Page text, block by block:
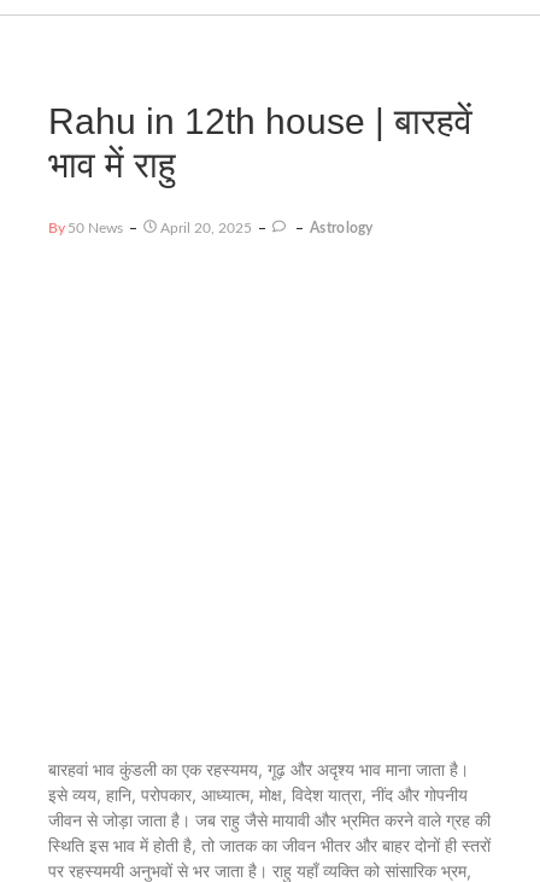
Rahu in 12th house | बारहवें
भाव में राहु
By 50 News April 20, 2025 Astrology
बारहवां भाव कुंडली का एक रहस्यमय, गूढ़ और अदृश्य भाव माना जाता है।
इसे व्यय, हानि, परोपकार, आध्यात्म, मोक्ष, विदेश यात्रा, नींद और गोपनीय
जीवन से जोड़ा जाता है। जब राहु जैसे मायावी और भ्रमित करने वाले ग्रह की
स्थिति इस भाव में होती है, तो जातक का जीवन भीतर और बाहर दोनों ही स्तरों
पर रहस्यमयी अनुभवों से भर जाता है। राहु यहाँ व्यक्ति को सांसारिक भ्रम,